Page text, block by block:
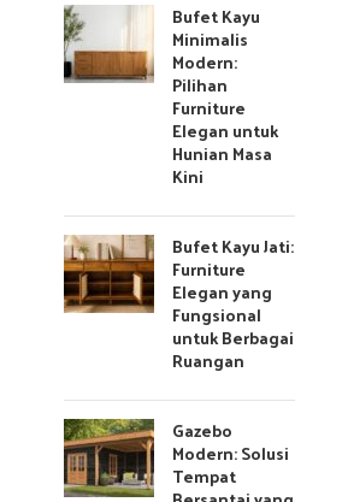
Bufet Kayu
Minimalis
Modern:
Pilihan
Furniture
Elegan untuk
Hunian Masa
Kini
Bufet Kayu Jati:
Furniture
Elegan yang
Fungsional
untuk Berbagai
Ruangan
Gazebo
Modern: Solusi
Tempat